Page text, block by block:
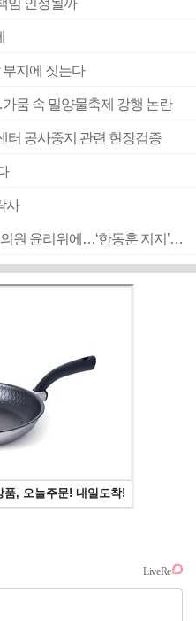
임 인정될까
지에 짓는다
뭄 속 밀양물축제 강행 논란
터 공사중지 관련 현장검증
사
국힘 부산시당, ‘정이한 조력’ 시의원 윤리위에…‘한동훈 지지’도 신고접수